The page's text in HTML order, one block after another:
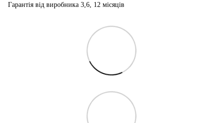
Гарантія від виробника 3,6, 12 місяців